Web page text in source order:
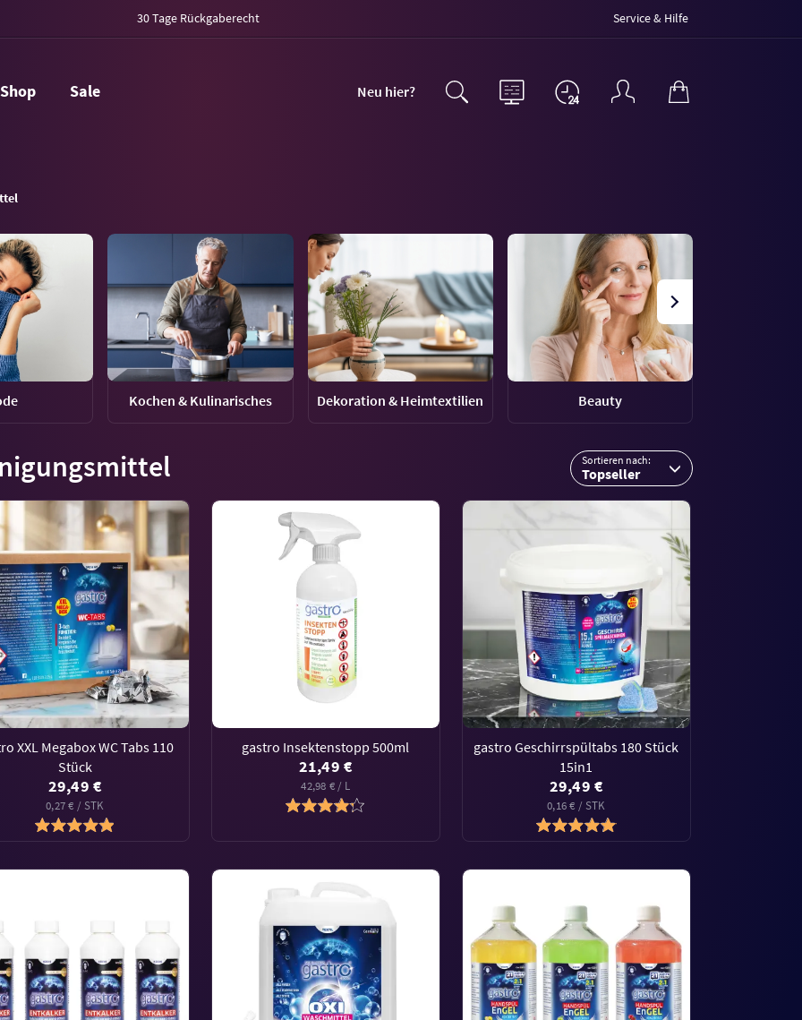
30 Tage Rückgaberecht Service & Hilfe
Shop Sale Neu hier?
Kochen & Kulinarisches Dekoration & Heimtextilien Beauty
Sortieren nach:
Topseller
XXL Megabox WC Tabs 110
Stück
29,49 €
0,27 € / STK
gastro Insektenstopp 500ml
21,49 €
42,98 € / L
gastro Geschirrspültabs 180 Stück
15in1
29,49 €
0,16 € / STK